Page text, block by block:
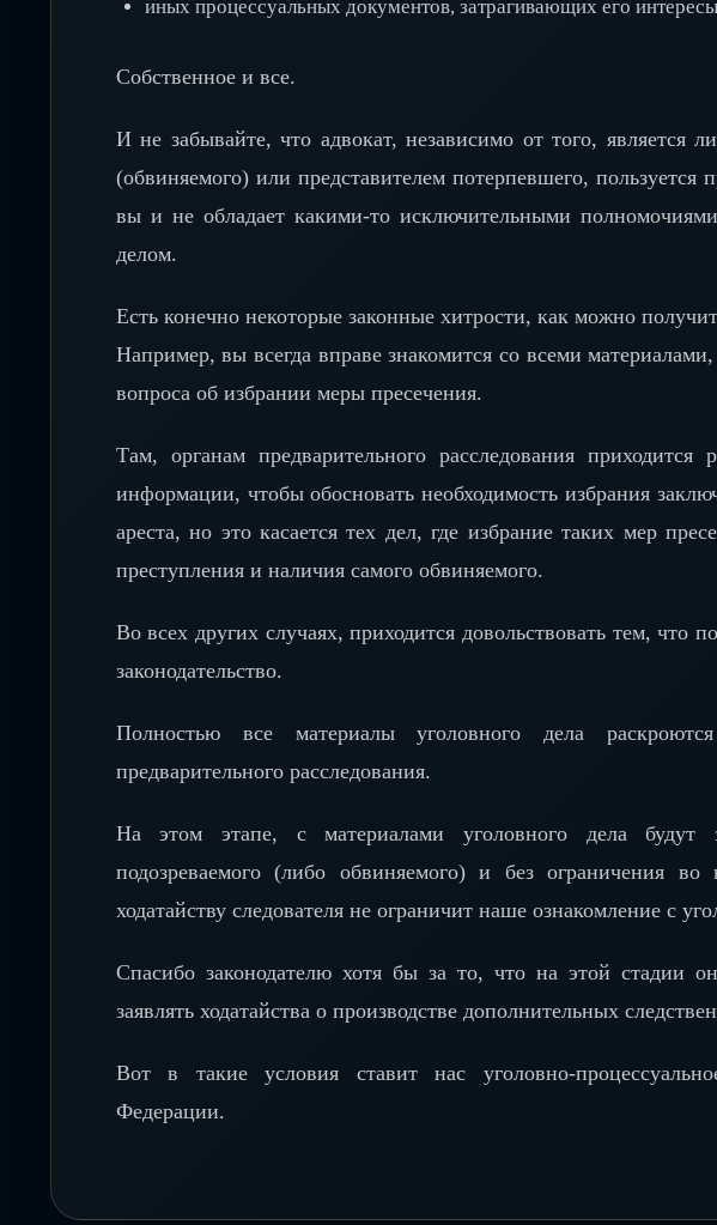
иных процессуальных документов, затрагивающих его
Собственное и все.
И не забывайте, что адвокат, независимо от того, является
(обвиняемого) или представителем потерпевшего,
вы и не обладает какими-то исключительными
делом.
Есть конечно некоторые законные хитрости, как можно
Например, вы всегда вправе знакомится со всеми
вопроса об избрании меры пресечения.
Там, органам предварительного расследования приходится
информации, чтобы обосновать необходимость избрания
ареста, но это касается тех дел, где избрание таких мер
преступления и наличия самого обвиняемого.
Во всех других случаях, приходится довольствовать тем, что
законодательство.
Полностью все материалы уголовного дела
предварительного расследования.
На этом этапе, с материалами уголовного дела будут
подозреваемого (либо обвиняемого) и без ограничения
ходатайству следователя не ограничит наше ознакомление с
Спасибо законодателю хотя бы за то, что на этой стадии
заявлять ходатайства о производстве дополнительных
Вот в такие условия ставит нас уголовно-
Федерации.